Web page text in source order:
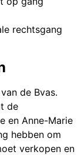
rechtsgang
de Bvas.
de
en Anne-Marie
hebben om
verkopen en